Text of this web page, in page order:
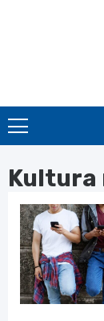
Kultura